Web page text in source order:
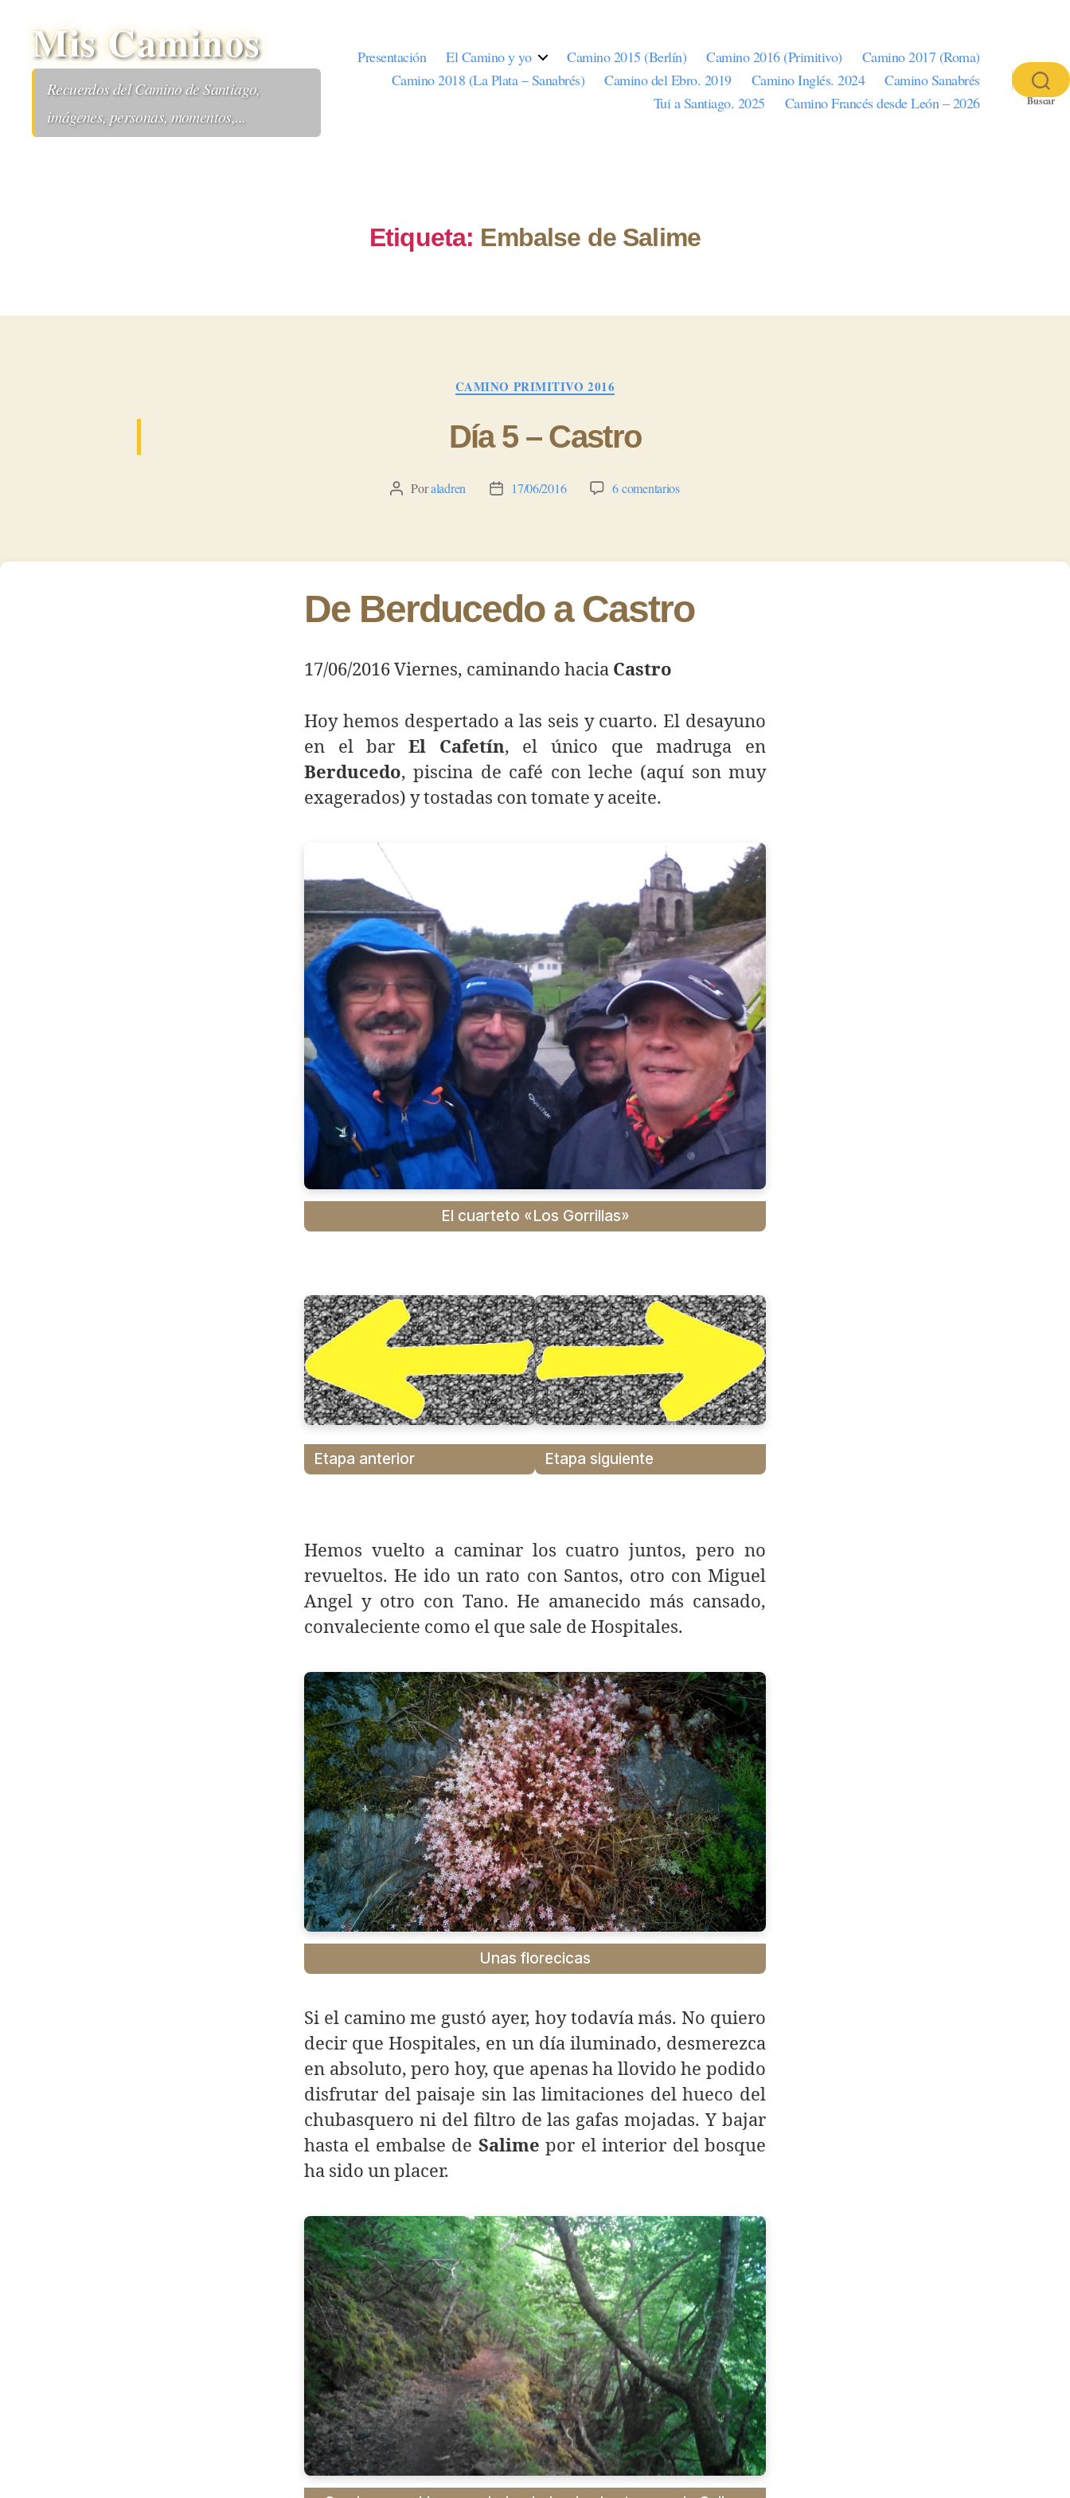
Mis Caminos
Recuerdos del Camino de Santiago,
imágenes, personas, momentos,...
Presentación El Camino y yo Camino 2015 (Berlín) Camino 2016 (Primitivo)
Camino 2017 (Roma)
Camino 2018 (La Plata – Sanabrés)
Camino del Ebro. 2019 Camino Inglés. 2024
Camino Sanabrés
Tui a Santiago. 2025
Camino Francés desde León – 2026 Buscar
Etiqueta: Embalse de Salime
Categorías
CAMINO PRIMITIVO 2016
Día 5 – Castro
Autor
Poraladren
Fecha17/06/2016 6 comentariosen
Castro
De Berducedo a Castro
17/06/2016 Viernes, caminando hacia Castro
Hoy hemos despertado a las seis y cuarto. El desayuno
en el bar El Cafetín, el único que madruga en
Berducedo, piscina de café con leche (aquí son muy
exagerados) y tostadas con tomate y aceite.
El cuarteto «Los Gorrillas»
Etapa anterior Etapa siguiente
Hemos vuelto a caminar los cuatro juntos, pero no
revueltos. He ido un rato con Santos, otro con Miguel
Angel y otro con Tano. He amanecido más cansado,
convaleciente como el que sale de Hospitales.
Unas florecicas
Si el camino me gustó ayer, hoy todavía más. No quiero
decir que Hospitales, en un día iluminado, desmerezca
en absoluto, pero hoy, que apenas ha llovido he podido
disfrutar del paisaje sin las limitaciones del hueco del
chubasquero ni del filtro de las gafas mojadas. Y bajar
hasta el embalse de Salimepor el interior del bosque
ha sido un placer.